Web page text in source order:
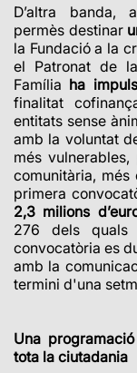
D’altra banda,
permès destinar
la Fundació a la
el Patronat de
Família ha
finalitat
entitats sense
amb la voluntat
més
comunitària,
primera
2,3 milions
276 dels quals
convocatòria es
amb la
termini d'una
Una
tota la ciutadania